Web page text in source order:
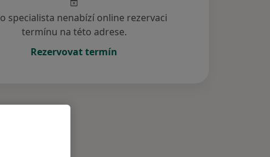
specialista nenabízí online rezervaci
termínu na této adrese.
Rezervovat termín